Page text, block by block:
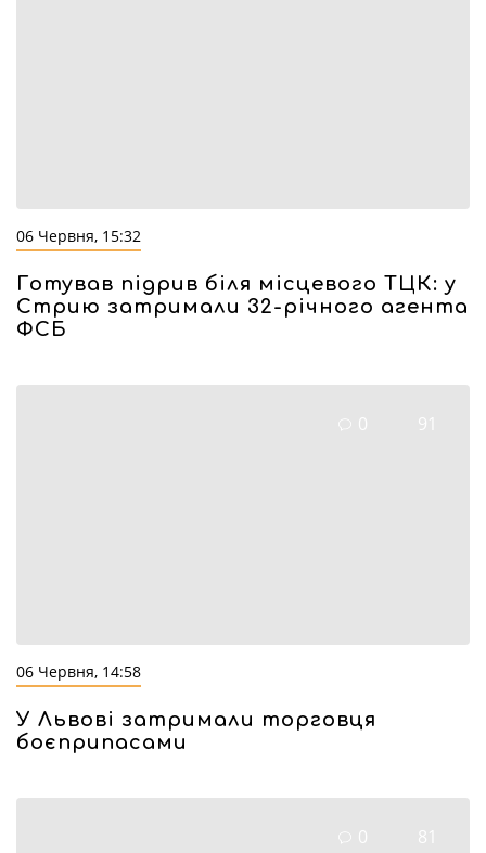
06 Червня, 15:32
Готував підрив біля місцевого ТЦК: у
Стрию затримали 32-річного агента
ФСБ
0 91
06 Червня, 14:58
У Львові затримали торговця
боєприпасами
0 81